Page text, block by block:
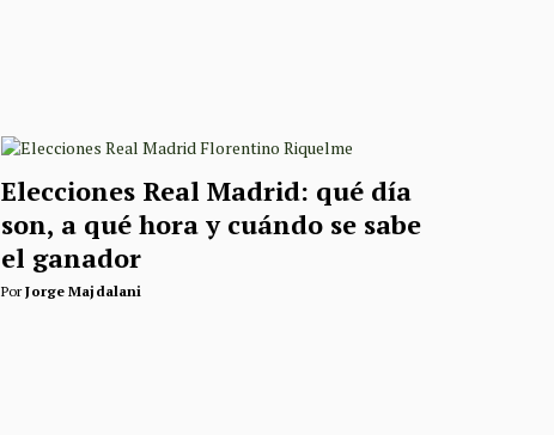
Elecciones Real Madrid: qué día
son, a qué hora y cuándo se sabe
el ganador
PorJorge Majdalani